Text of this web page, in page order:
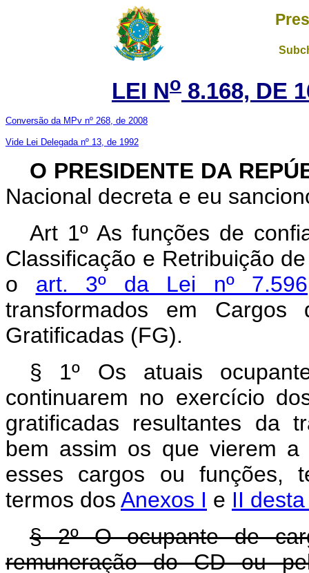
LEI No 8.168, DE
Conversão da MPv nº 268, de 2008
Vide Lei Delegada nº 13, de 1992
O PRESIDENTE DA
Nacional decreta e eu
Art 1º As funções de
Classificação e Retribuição
o art. 3º da Lei nº
transformados em
Gratificadas (FG).
§ 1º Os atuais
continuarem no exercício
gratificadas resultantes da
bem assim os que vierem
esses cargos ou funções,
termos dos Anexos I e II
§ 2º O ocupante de
remuneração do CD ou